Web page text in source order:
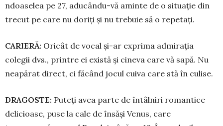
ndoaselea pe 27, aducându-vă aminte de o situație din
trecut pe care nu doriți și nu trebuie să o repetați.
CARIERĂ: Oricât de vocal și-ar exprima admi­rația
colegii dvs., printre ei există și cineva care vă sapă. Nu
neapărat direct, ci făcând jocul cuiva care stă în culise.
DRAGOSTE: Puteți avea parte de întâlniri ro­man­tice
delicioase, puse la cale de însăși Venus, care